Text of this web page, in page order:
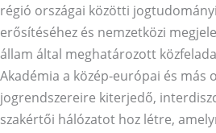
régió országai közötti
erősítéséhez és nemzetközi
állam által meghatározott
Akadémia a közép-európai és más
jogrendszereire kiterjedő,
szakértői hálózatot hoz létre,